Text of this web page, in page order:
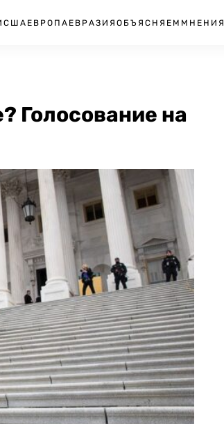
США ЕВРОПА ЕВРАЗИЯ ОБЪЯСНЯЕМ МНЕНИЯ
Голосование на